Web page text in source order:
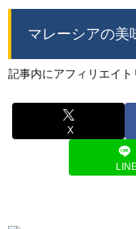
マレーシアの美
記事内にアフィリエイ
X